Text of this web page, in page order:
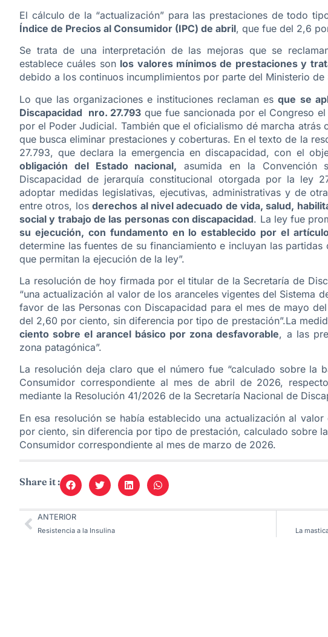
El cálculo de la “actualización” para las prestaciones de todo
Índice de Precios al Consumidor (IPC) de abril, que fue del 2,6
Se trata de una interpretación de las mejoras que se
establece cuáles son los valores mínimos de prestaciones y
debido a los continuos incumplimientos por parte del Ministerio de
Lo que las organizaciones e instituciones reclaman esque se
Discapacidad nro. 27.793 que fue sancionada por el Congreso
por el Poder Judicial. También que el oficialismo dé marcha atrás
que busca eliminar prestaciones y coberturas. En el texto de la
27.793, que declara la emergencia en discapacidad, con el
obligación del Estado nacional, asumida en la Convención
Discapacidad de jerarquía constitucional otorgada por la ley
adoptar medidas legislativas, ejecutivas, administrativas y de
entre otros, losderechos al nivel adecuado de vida, salud,
social y trabajo de las personas con discapacidad. La ley fue
su ejecución, con fundamento en lo establecido por el
determine las fuentes de su financiamiento e incluyan las
que permitan la ejecución de la ley”.
La resolución de hoy firmada por el titular de la Secretaría de
“una actualización al valor de los aranceles vigentes del Sistema
favor de las Personas con Discapacidad para el mes de mayo
del 2,60 por ciento, sin diferencia por tipo de prestación”.La
ciento sobre el arancel básico por zona desfavorable, a las
zona patagónica”.
La resolución deja claro que el número fue “calculado sobre la
Consumidor correspondiente al mes de abril de 2026,
mediante la Resolución 41/2026 de la Secretaría Nacional de
En esa resolución se había establecido una actualización al
por ciento, sin diferencia por tipo de prestación, calculado sobre
Consumidor correspondiente al mes de marzo de 2026.
Share it :
ANTERIOR
Resistencia a la Insulina La